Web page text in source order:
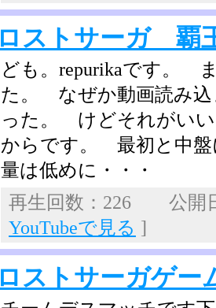
ロストサーガ 覇
ども。repurikaです。
た。 なぜか動画読み込
った。 けどそれがい
からです。 最初と中盤
量は低めに・・・
再生回数：226 公開
YouTubeで見る ]
ロストサーガゲー